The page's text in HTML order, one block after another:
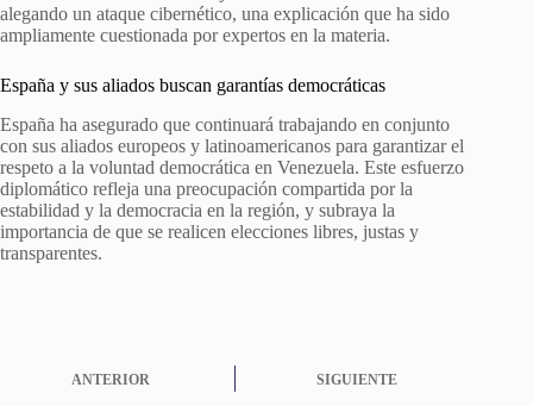
alegando un ataque cibernético, una explicación que ha sido
ampliamente cuestionada por expertos en la materia.
España y sus aliados buscan garantías democráticas
España ha asegurado que continuará trabajando en conjunto
con sus aliados europeos y latinoamericanos para garantizar el
respeto a la voluntad democrática en Venezuela. Este esfuerzo
diplomático refleja una preocupación compartida por la
estabilidad y la democracia en la región, y subraya la
importancia de que se realicen elecciones libres, justas y
transparentes.
ANTERIOR SIGUIENTE